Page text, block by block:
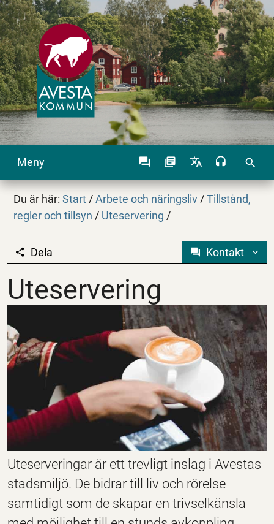
Meny search
Du är här:Start / Arbete och näringsliv / Tillstånd,
regler och tillsyn / Uteservering /
Uteservering
Dela Kontakt
Uteservering
Uteserveringar är ett trevligt inslag i Avestas
stadsmiljö. De bidrar till liv och rörelse
samtidigt som de skapar en trivselkänsla